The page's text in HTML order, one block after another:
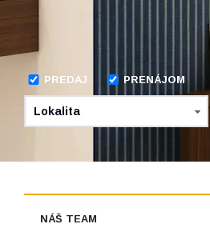
NÁŠ TEAM
PREDAJ PRENÁJOM
Lokalita